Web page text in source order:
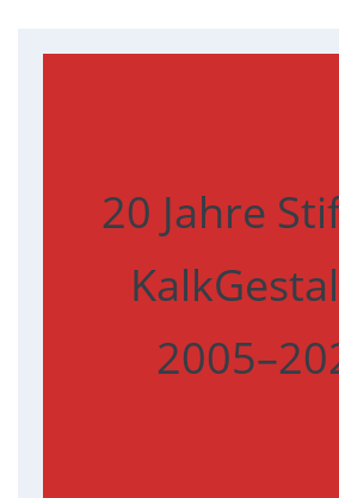
20 Jahre